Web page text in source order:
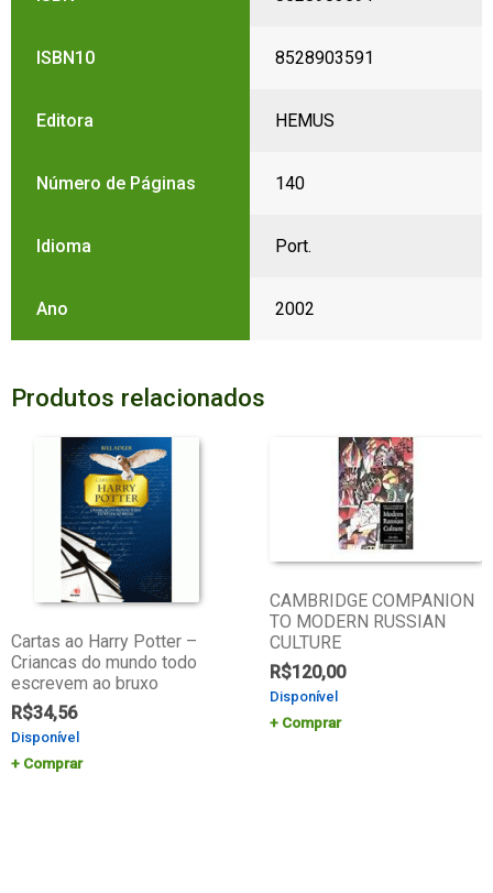
ISBN10 8528903591
Editora HEMUS
Número de Páginas 140
Idioma Port.
Ano 2002
Produtos relacionados
Cartas ao Harry Potter –
Criancas do mundo todo
escrevem ao bruxo
R$34,56
Disponível
Comprar
CAMBRIDGE COMPANION
TO MODERN RUSSIAN
CULTURE
R$120,00
Disponível
Comprar